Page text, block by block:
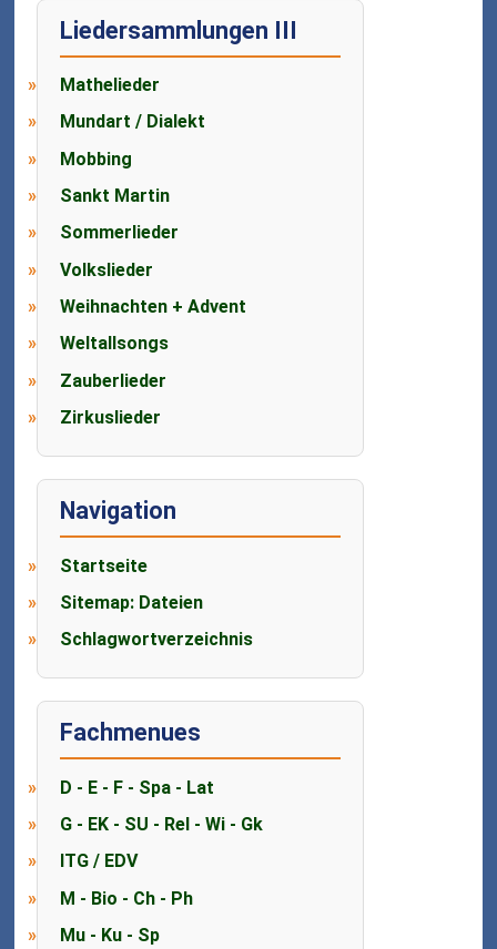
Liedersammlungen III
Mathelieder
Mundart / Dialekt
Mobbing
Sankt Martin
Sommerlieder
Volkslieder
Weihnachten + Advent
Weltallsongs
Zauberlieder
Zirkuslieder
Navigation
Startseite
Sitemap: Dateien
Schlagwortverzeichnis
Fachmenues
D - E - F - Spa - Lat
G - EK - SU - Rel - Wi - Gk
ITG / EDV
M - Bio - Ch - Ph
Mu - Ku - Sp